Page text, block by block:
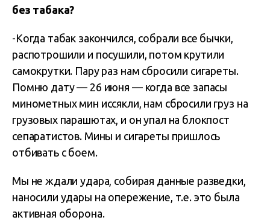
без табака?
-Когда табак закончился, собрали все бычки,
распотрошили и посушили, потом крутили
самокрутки. Пару раз нам сбросили сигареты.
Помню дату — 26 июня — когда все запасы
минометных мин иссякли, нам сбросили груз на
грузовых парашютах, и он упал на блокпост
сепаратистов. Мины и сигареты пришлось
отбивать с боем.
Мы не ждали удара, собирая данные разведки,
наносили удары на опережение, т.е. это была
активная оборона.